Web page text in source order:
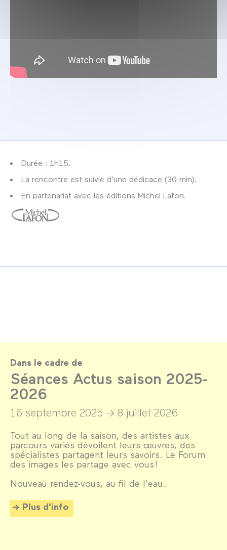
Durée : 1h15.
La rencontre est suivie d’une dédicace (30 min).
En partenariat avec les éditions Michel Lafon.
Dans le cadre de
Séances Actus saison 2025-
2026
16 septembre 2025 → 8 juillet 2026
Tout au long de la saison, des artistes aux
parcours variés dévoilent leurs œuvres, des
spécialistes partagent leurs savoirs. Le Forum
des images les partage avec vous !
Nouveau rendez-vous, au fil de l'eau.
Plus d'info